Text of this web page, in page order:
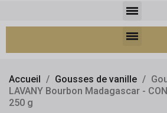
Accueil Gousses de vanille
LAVANY Bourbon Madagascar -
250 g